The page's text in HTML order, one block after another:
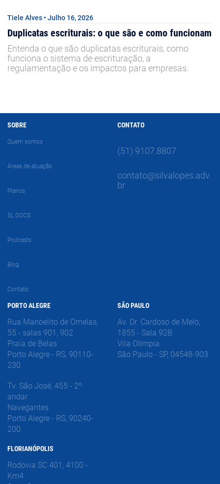
Tiele Alves • Julho 16, 2026
Duplicatas escriturais: o que são e como funcionam
Entenda o que são duplicatas escriturais, como
funciona o sistema de escrituração, a
regulamentação e os impactos para empresas.
SOBRE
Quem somos
Áreas de atuação
Planos
SL DOCS
Podcasts
Blog
Contato
CONTATO
(51) 9107.8807
contato@silvalopes.adv.
br
PORTO ALEGRE
Rua Manoelito de Ornelas,
55 - salas 901, 902
Praia de Belas
Porto Alegre - RS, 90110-
230
Tv. São José, 455 - 2º
andar
Navegantes
Porto Alegre - RS, 90240-
200
FLORIANÓPOLIS
Rodovia SC 401, 4100 -
Km4
SÃO PAULO
Av. Dr. Cardoso de Melo,
1855 - Sala 92B
Vila Olímpia
São Paulo - SP, 04548-903